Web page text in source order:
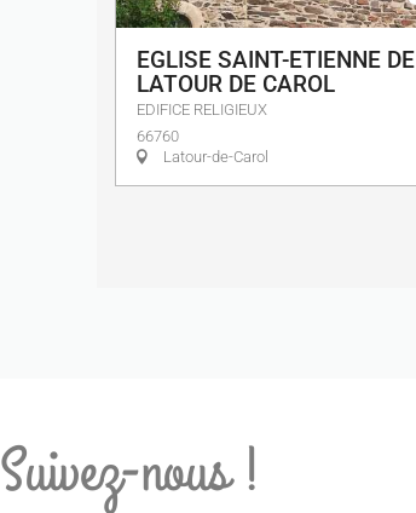
EGLISE SAINT-ETIENNE DE
LATOUR DE CAROL
EDIFICE RELIGIEUX
66760
Latour-de-Carol
Suivez-nous !